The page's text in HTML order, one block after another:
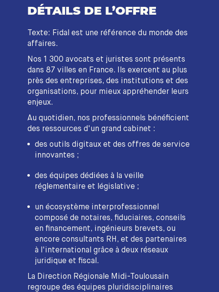
DÉTAILS DE L’OFFRE
Texte: Fidal est une référence du monde des
affaires.
Nos 1 300 avocats et juristes sont présents
dans 87 villes en France. Ils exercent au plus
près des entreprises, des institutions et des
organisations, pour mieux appréhender leurs
enjeux.
Au quotidien, nos professionnels bénéficient
des ressources d'un grand cabinet :
des outils digitaux et des offres de service
innovantes ;
des équipes dédiées à la veille
réglementaire et législative ;
un écosystème interprofessionnel
composé de notaires, fiduciaires, conseils
en financement, ingénieurs brevets, ou
encore consultants RH, et des partenaires
à l'international grâce à deux réseaux
juridique et fiscal.
La Direction Régionale Midi-Toulousain
regroupe des équipes pluridisciplinaires